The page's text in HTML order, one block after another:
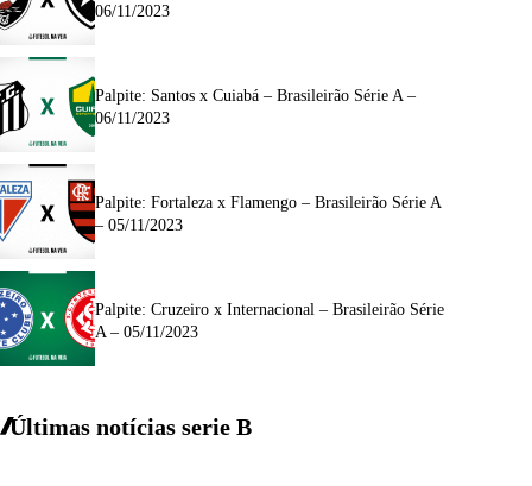
06/11/2023
Palpite: Santos x Cuiabá – Brasileirão Série A –
06/11/2023
Palpite: Fortaleza x Flamengo – Brasileirão Série A
– 05/11/2023
Palpite: Cruzeiro x Internacional – Brasileirão Série
A – 05/11/2023
Últimas notícias serie B